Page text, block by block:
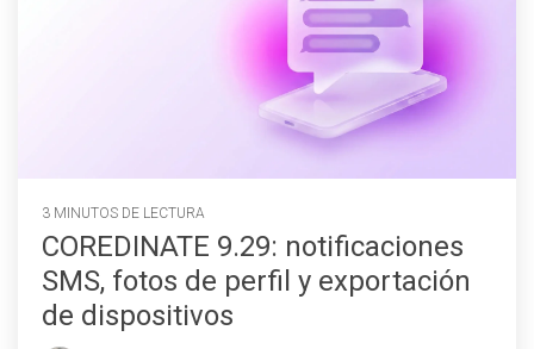
3 MINUTOS DE LECTURA
COREDINATE 9.29: notificaciones
SMS, fotos de perfil y exportación
de dispositivos